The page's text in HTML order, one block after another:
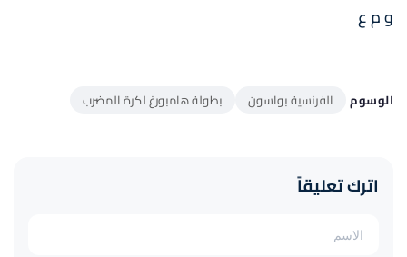
و م ع
الوسوم الفرنسية بواسون بطولة هامبورغ لكرة المضرب
اترك تعليقاً